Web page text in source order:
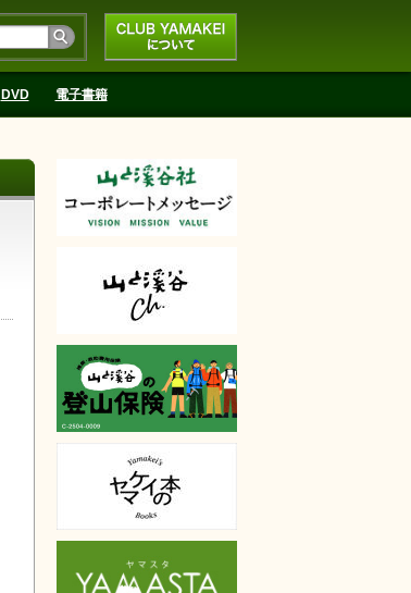
CLUB YAMAKEIにつ
いて
DVD 電子書籍